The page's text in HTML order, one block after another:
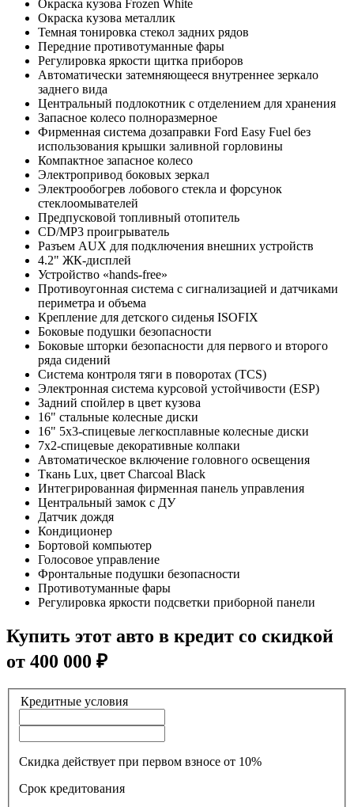
Окраска кузова Frozen White
Окраска кузова металлик
Темная тонировка стекол задних рядов
Передние противотуманные фары
Регулировка яркости щитка приборов
Автоматически затемняющееся внутреннее зеркало
заднего вида
Центральный подлокотник с отделением для хранения
Запасное колесо полноразмерное
Фирменная система дозаправки Ford Easy Fuel без
использования крышки заливной горловины
Компактное запасное колесо
Электропривод боковых зеркал
Электрообогрев лобового стекла и форсунок
стеклоомывателей
Предпусковой топливный отопитель
CD/MP3 проигрыватель
Разъем AUX для подключения внешних устройств
4.2" ЖК-дисплей
Устройство «hands-free»
Противоугонная система с сигнализацией и датчиками
периметра и объема
Крепление для детского сиденья ISOFIX
Боковые подушки безопасности
Боковые шторки безопасности для первого и второго
ряда сидений
Система контроля тяги в поворотах (TCS)
Электронная система курсовой устойчивости (ESP)
Задний спойлер в цвет кузова
16" стальные колесные диски
16" 5х3-спицевые легкосплавные колесные диски
7х2-спицевые декоративные колпаки
Автоматическое включение головного освещения
Ткань Lux, цвет Сharcoal Black
Интегрированная фирменная панель управления
Центральный замок с ДУ
Датчик дождя
Кондиционер
Бортовой компьютер
Голосовое управление
Фронтальные подушки безопасности
Противотуманные фары
Регулировка яркости подсветки приборной панели
Купить этот авто в кредит со скидкой
от 400 000 ₽
Кредитные условия
Скидка действует при первом взносе от 10%
Срок кредитования